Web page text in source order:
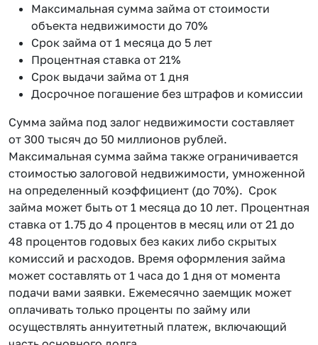
Максимальная сумма займа от стоимости
объекта недвижимости до 70%
Срок займа от 1 месяца до 5 лет
Процентная ставка от 21%
Срок выдачи займа от 1 дня
Досрочное погашение без штрафов и комиссии
Сумма займа под залог недвижимости составляет
от 300 тысяч до 50 миллионов рублей.
Максимальная сумма займа также ограничивается
стоимостью залоговой недвижимости, умноженной
на определенный коэффициент (до 70%). Срок
займа может быть от 1 месяца до 10 лет. Процентная
ставка от 1.75 до 4 процентов в месяц или от 21 до
48 процентов годовых без каких либо скрытых
комиссий и расходов. Время оформления займа
может составлять от 1 часа до 1 дня от момента
подачи вами заявки. Ежемесячно заемщик может
оплачивать только проценты по займу или
осуществлять аннуитетный платеж, включающий